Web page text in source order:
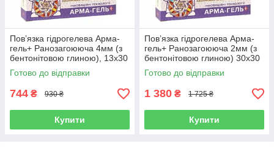
Пов’язка гідрогелева Арма-
гель+ Ранозагоююча 4мм (з
бентонітовою глиною), 13х30
см
Готово до відправки
744 ₴ 930 ₴
Купити
Пов’язка гідрогелева Арма-
гель+ Ранозагоююча 2мм (з
бентонітовою глиною) 30х30
см
Готово до відправки
1 380 ₴ 1 725 ₴
Купити